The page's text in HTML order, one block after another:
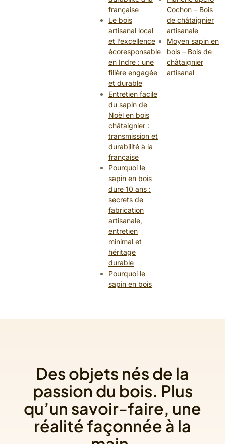
française
Le bois
artisanal local
et l’excellence
écoresponsable
en Indre : une
filière engagée
et durable
Entretien facile
du sapin de
Noël en bois
châtaignier :
transmission et
durabilité à la
française
Pourquoi le
sapin en bois
dure 10 ans :
secrets de
fabrication
artisanale,
entretien
minimal et
héritage
durable
Pourquoi le
sapin en bois
Cochon – Bois
de châtaignier
artisanale
Moyen sapin en
bois – Bois de
châtaignier
artisanal
Des objets nés de la
passion du bois. Plus
qu’un savoir-faire, une
réalité façonnée à la